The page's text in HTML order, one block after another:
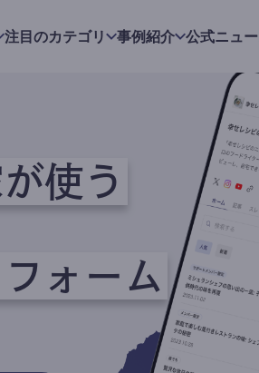
注目のカテゴリ 事例紹介 公式ニュ
使う
ォーム